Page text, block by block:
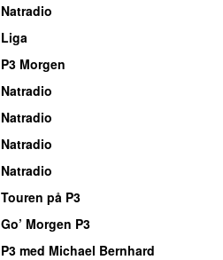
Natradio
Liga
P3 Morgen
Natradio
Natradio
Natradio
Natradio
Touren på P3
Go’ Morgen P3
P3 med Michael Bernhard